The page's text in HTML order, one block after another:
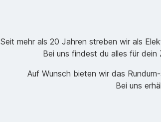
Seit mehr als 20 Jahren streben wir als
Bei uns findest du alles für dein
Auf Wunsch bieten wir das
Bei uns